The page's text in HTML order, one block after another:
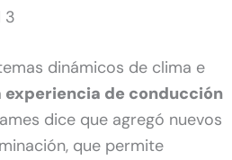
3
dinámicos de clima e
experiencia de conducción
dice que agregó nuevos
que permite